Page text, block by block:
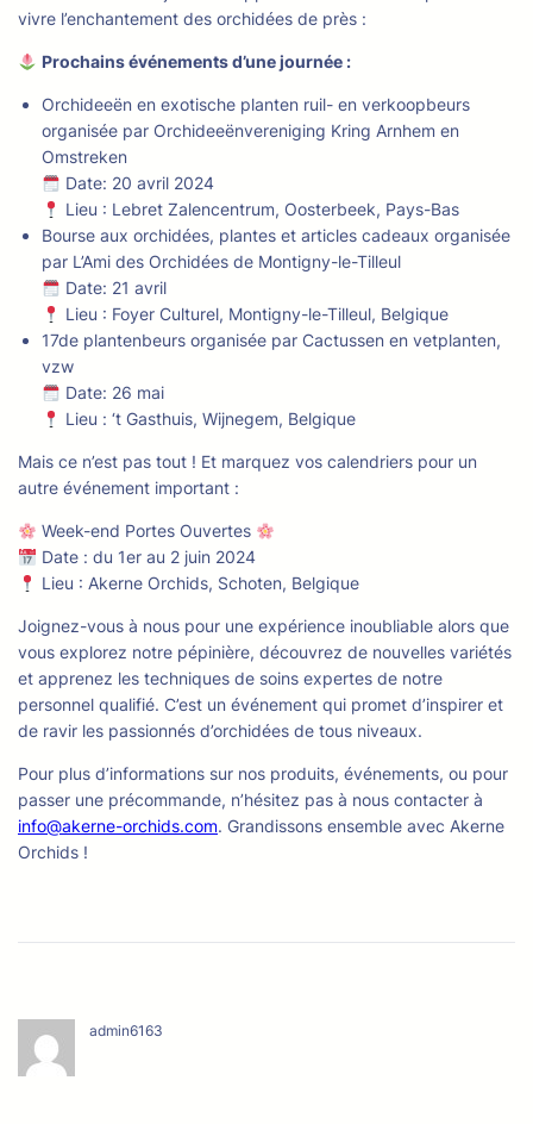
vivre l’enchantement des orchidées de près :
Prochains événements d’une journée :
Orchideeën en exotische planten ruil- en verkoopbeurs
organisée par Orchideeënvereniging Kring Arnhem en
Omstreken
Date: 20 avril 2024
Lieu : Lebret Zalencentrum, Oosterbeek, Pays-Bas
Bourse aux orchidées, plantes et articles cadeaux organisée
par L’Ami des Orchidées de Montigny-le-Tilleul
Date: 21 avril
Lieu : Foyer Culturel, Montigny-le-Tilleul, Belgique
17de plantenbeurs organisée par Cactussen en vetplanten,
vzw
Date: 26 mai
Lieu : ‘t Gasthuis, Wijnegem, Belgique
Mais ce n’est pas tout ! Et marquez vos calendriers pour un
autre événement important :
Week-end Portes Ouvertes
Date : du 1er au 2 juin 2024
Lieu : Akerne Orchids, Schoten, Belgique
Joignez-vous à nous pour une expérience inoubliable alors que
vous explorez notre pépinière, découvrez de nouvelles variétés
et apprenez les techniques de soins expertes de notre
personnel qualifié. C’est un événement qui promet d’inspirer et
de ravir les passionnés d’orchidées de tous niveaux.
Pour plus d’informations sur nos produits, événements, ou pour
passer une précommande, n’hésitez pas à nous contacter à
info@akerne-orchids.com. Grandissons ensemble avec Akerne
Orchids !
admin6163